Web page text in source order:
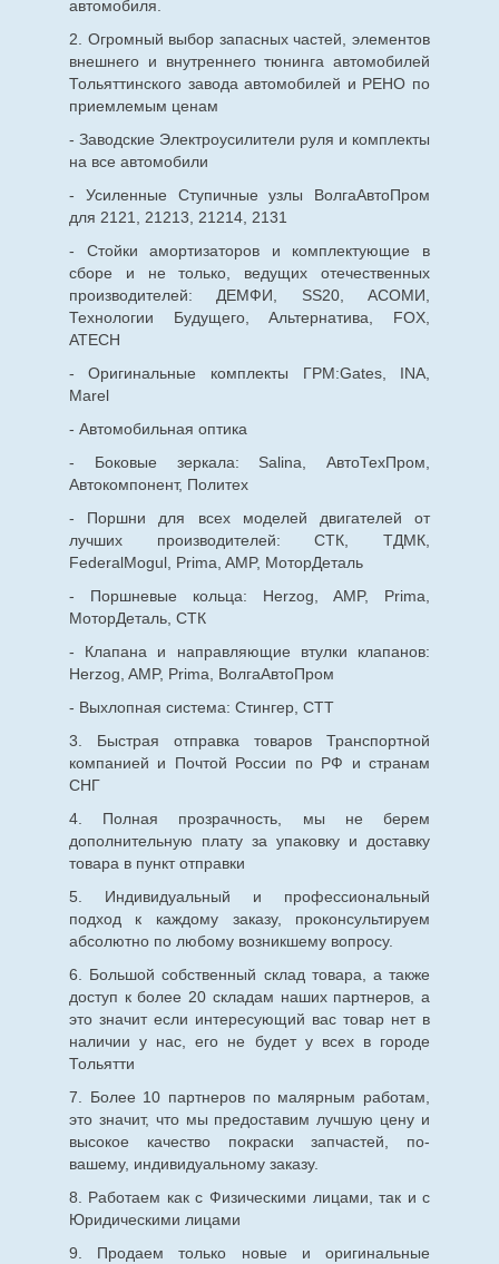
автомобиля.
2. Огромный выбор запасных частей, элементов
внешнего и внутреннего тюнинга автомобилей
Тольяттинского завода автомобилей и РЕНО по
приемлемым ценам
- Заводские Электроусилители руля и комплекты
на все автомобили
- Усиленные Ступичные узлы ВолгаАвтоПром
для 2121, 21213, 21214, 2131
- Стойки амортизаторов и комплектующие в
сборе и не только, ведущих отечественных
производителей: ДЕМФИ, SS20, АСОМИ,
Технологии Будущего, Альтернатива, FOX,
ATECH
- Оригинальные комплекты ГРМ:Gates, INA,
Marel
- Автомобильная оптика
- Боковые зеркала: Salina, АвтоТехПром,
Автокомпонент, Политех
- Поршни для всех моделей двигателей от
лучших производителей: СТК, ТДМК,
FederalMogul, Prima, AMP, МоторДеталь
- Поршневые кольца: Herzog, AMP, Prima,
МоторДеталь, СТК
- Клапана и направляющие втулки клапанов:
Herzog, AMP, Prima, ВолгаАвтоПром
- Выхлопная система: Стингер, СТТ
3. Быстрая отправка товаров Транспортной
компанией и Почтой России по РФ и странам
СНГ
4. Полная прозрачность, мы не берем
дополнительную плату за упаковку и доставку
товара в пункт отправки
5. Индивидуальный и профессиональный
подход к каждому заказу, проконсультируем
абсолютно по любому возникшему вопросу.
6. Большой собственный склад товара, а также
доступ к более 20 складам наших партнеров, а
это значит если интересующий вас товар нет в
наличии у нас, его не будет у всех в городе
Тольятти
7. Более 10 партнеров по малярным работам,
это значит, что мы предоставим лучшую цену и
высокое качество покраски запчастей, по-
вашему, индивидуальному заказу.
8. Работаем как с Физическими лицами, так и с
Юридическими лицами
9. Продаем только новые и оригинальные